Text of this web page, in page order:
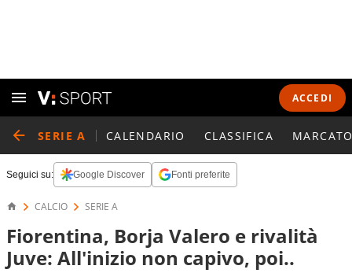
ACCEDI
SERIE A CALENDARIO CLASSIFICA
Seguici su: Google Discover Fonti preferite
CALCIO SERIE A
Fiorentina, Borja Valero e rivalità
Juve: All'inizio non capivo, poi..